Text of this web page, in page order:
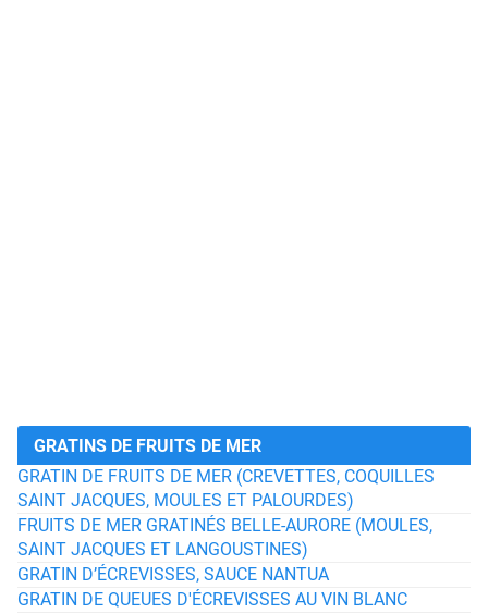
GRATINS DE FRUITS DE MER
GRATIN DE FRUITS DE MER (CREVETTES, COQUILLES
SAINT JACQUES, MOULES ET PALOURDES)
FRUITS DE MER GRATINÉS BELLE-AURORE (MOULES,
SAINT JACQUES ET LANGOUSTINES)
GRATIN D’ÉCREVISSES, SAUCE NANTUA
GRATIN DE QUEUES D'ÉCREVISSES AU VIN BLANC